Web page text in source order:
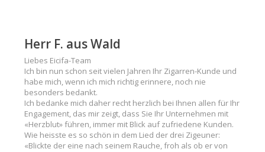
Herr F. aus Wald
Liebes Eicifa-Team
Ich bin nun schon seit vielen Jahren Ihr Zigarren-Kunde und
habe mich, wenn ich mich richtig erinnere, noch nie
besonders bedankt.
Ich bedanke mich daher recht herzlich bei Ihnen allen für Ihr
Engagement, das mir zeigt, dass Sie Ihr Unternehmen mit
«Herzblut» führen, immer mit Blick auf zufriedene Kunden.
Wie heisste es so schön in dem Lied der drei Zigeuner:
«Blickte der eine nach seinem Rauche, froh als ob er von